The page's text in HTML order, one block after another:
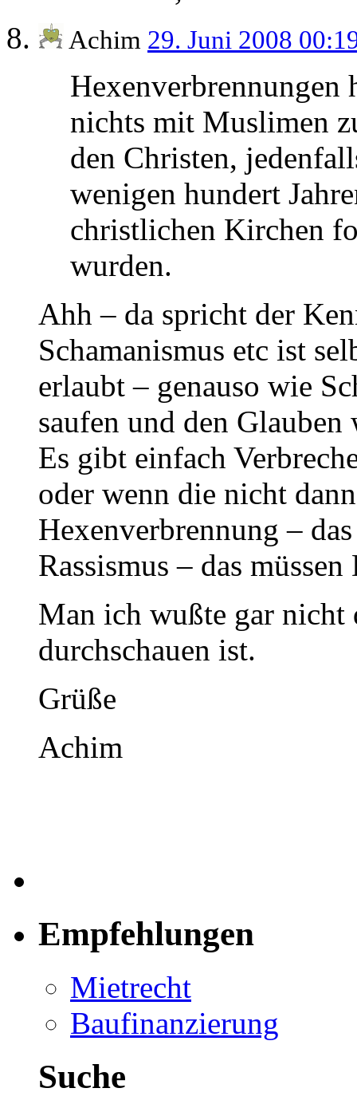
Achim 29. Juni 2008
Hexenverbrennungen
nichts mit Muslimen
den Christen,
wenigen hundert
christlichen Kirchen
wurden.
Ahh – da spricht der
Schamanismus etc ist
erlaubt – genauso wie
saufen und den Glauben
Es gibt einfach
oder wenn die nicht
Hexenverbrennung –
Rassismus – das
Man ich wußte gar nicht
durchschauen ist.
Grüße
Achim
Empfehlungen
Mietrecht
Baufinanzierung
Suche